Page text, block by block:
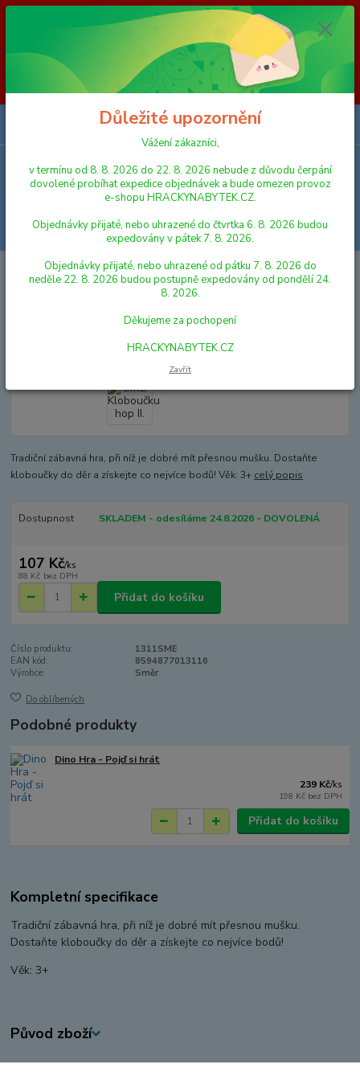
Vážení zákazníci, v termínu od 8. 8. 2026 do 23. 8. 2026 nebude z
důvodu čerpání dovolené probíhat expedice objednávek a bude omezen
provoz e-shopu HRACKYNABYTEK.CZ. Objednávky přijaté, nebo
uhrazené do čtvrtka 6. 8. 2026 budou expedovány v pátek 7. 8. 2026.
Objednávky přijaté, nebo uhrazené od pátku 7. 8. 2026 do neděle 23. 8.
2026 budou postupně expedovány od pondělí 24. 8. 2026. Děkujeme za
pochopení HRACKYNABYTEK.CZ
Menu
Hledat
HRY A HLAVOLAMY HRY PRO NEJMENŠÍ
Směr Kloboučku
hop II.
Směr Kloboučku hop II.
Tradiční zábavná hra, při níž je dobré mít přesnou mušku. Dostaňte
kloboučky do děr a získejte co nejvíce bodů! Věk: 3+ celý popis
Dostupnost SKLADEM - odesíláme 24.8.2026 - DOVOLENÁ
107 Kč/ks
88 Kč bez DPH
Přidat do košíku
Číslo produktu:
1311SME
EAN kód:
8594877013116
Výrobce:
Směr
Do oblíbených
Podobné produkty
Dino Hra - Pojď si hrát
239 Kč/ks
198 Kč bez DPH
Přidat do košíku
Kompletní specifikace
Tradiční zábavná hra, při níž je dobré mít přesnou mušku.
Dostaňte kloboučky do děr a získejte co nejvíce bodů!
Věk: 3+
Původ zboží
Zboží zařazeno v kategoriích
Důležité upozornění
Vážení zákazníci,
v termínu od 8. 8. 2026 do 22. 8. 2026 nebude z důvodu čerpání
dovolené probíhat expedice objednávek a bude omezen provoz
e-shopu HRACKYNABYTEK.CZ.
Objednávky přijaté, nebo uhrazené do čtvrtka 6. 8. 2026 budou
expedovány v pátek 7. 8. 2026.
Objednávky přijaté, nebo uhrazené od pátku 7. 8. 2026 do
neděle 22. 8. 2026 budou postupně expedovány od pondělí 24.
8. 2026.
Děkujeme za pochopení
HRACKYNABYTEK.CZ
Zavřít